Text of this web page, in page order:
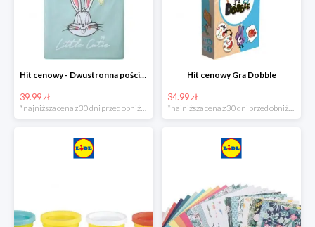
Hit cenowy - Dwustronna pościel z bawełny
39.99 zł
*najniższa cena z 30 dni przed obniżką
Hit cenowy Gra Dobble
34.99 zł
*najniższa cena z 30 dni przed obniżką